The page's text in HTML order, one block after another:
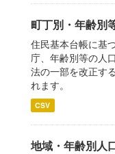
町丁別・年齢別
住民基本台帳に基
庁、年齢別等の人
法の一部を改正す
れます。
CSV
地域・年齢別人